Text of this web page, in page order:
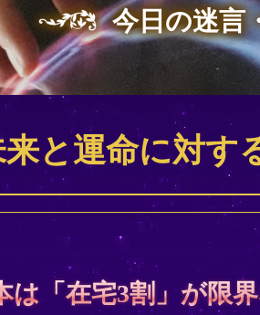
今日の迷言
と運命に対す
は「在宅3割」が限